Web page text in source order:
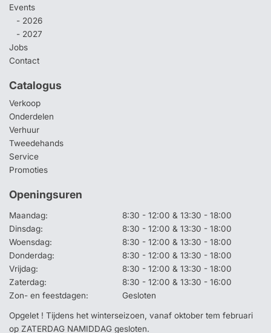
Events
- 2026
- 2027
Jobs
Contact
Catalogus
Verkoop
Onderdelen
Verhuur
Tweedehands
Service
Promoties
Openingsuren
Maandag:
8:30 - 12:00 & 13:30 - 18:00
Dinsdag:
8:30 - 12:00 & 13:30 - 18:00
Woensdag:
8:30 - 12:00 & 13:30 - 18:00
Donderdag:
8:30 - 12:00 & 13:30 - 18:00
Vrijdag:
8:30 - 12:00 & 13:30 - 18:00
Zaterdag:
8:30 - 12:00 & 13:30 - 16:00
Zon- en feestdagen:
Gesloten
Opgelet ! Tijdens het winterseizoen, vanaf oktober tem februari
op ZATERDAG NAMIDDAG gesloten.